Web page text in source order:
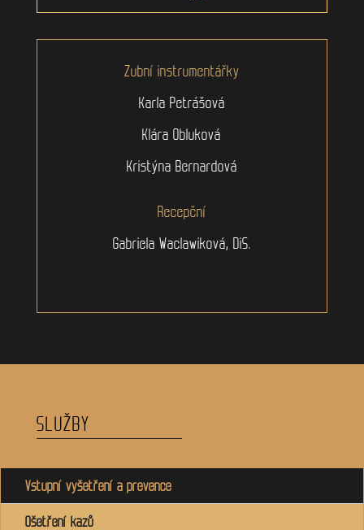
Zubní instrumentářky
Karla Petrášová
Klára Obluková
Kristýna Bernardová
Recepční
Gabriela Waclawiková, DiS.
SLUŽBY
Vstupní vyšetření a prevence
Ošetření kazů